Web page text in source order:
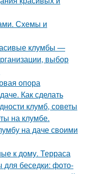
Схемы и
клумбы —
выбор
опора
Как сделать
клумб, советы
на клумбе.
на даче своими
к дому. Терраса
беседки: фото-